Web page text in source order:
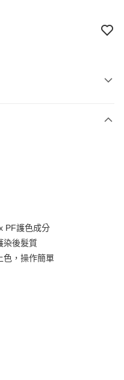
PF護色成分
染後髮質
色，操作簡單